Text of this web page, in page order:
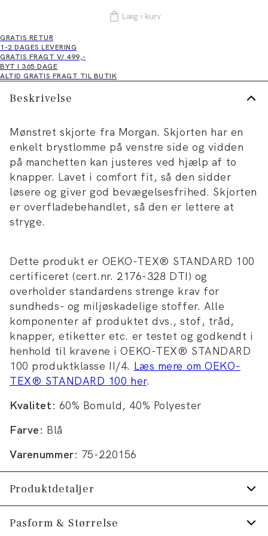
Læg i kurv
GRATIS RETUR
1-2 DAGES LEVERING
GRATIS FRAGT V/ 499,-
BYT I 365 DAGE
ALTID GRATIS FRAGT TIL BUTIK
Beskrivelse
Mønstret skjorte fra Morgan. Skjorten har en
enkelt brystlomme på venstre side og vidden
på manchetten kan justeres ved hjælp af to
knapper. Lavet i comfort fit, så den sidder
løsere og giver god bevægelsesfrihed. Skjorten
er overfladebehandlet, så den er lettere at
stryge.
Dette produkt er OEKO-TEX® STANDARD 100
certificeret (cert.nr. 2176-328 DTI) og
overholder standardens strenge krav for
sundheds- og miljøskadelige stoffer. Alle
komponenter af produktet dvs., stof, tråd,
knapper, etiketter etc. er testet og godkendt i
henhold til kravene i OEKO-TEX® STANDARD
100 produktklasse II/4. Læs mere om OEKO-
TEX® STANDARD 100 her.
Kvalitet: 60% Bomuld, 40% Polyester
Farve: Blå
Varenummer: 75-220156
Produktdetaljer
Strygelet skjorte.
Pasform & Størrelse